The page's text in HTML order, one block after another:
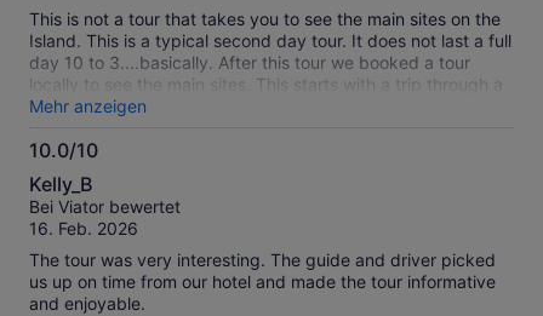
This is not a tour that takes you to see the main sites on the
Island. This is a typical second day tour. It does not last a full
day 10 to 3....basically. After this tour we booked a tour
locally to see the main sites. This starts with a trip through a
cave which is wet and slippery...not a problem for us but we
expected to see the Moai's. Since you have to have a guide,
we had to book a second tour...the guide was good....I
Mehr anzeigen
10.0/10
10.0
von
10
Kelly_B
Bei Viator bewertet
16. Feb. 2026
The tour was very interesting. The guide and driver picked
us up on time from our hotel and made the tour informative
and enjoyable.